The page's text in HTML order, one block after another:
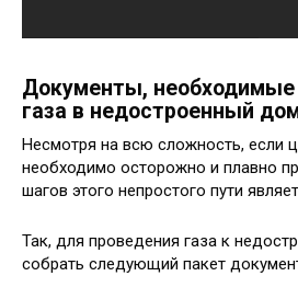
Документы, необходимые
газа в недостроенный
Несмотря на всю сложность, если
необходимо осторожно и плавно
шагов этого непростого пути
Так, для проведения газа к
собрать следующий пакет